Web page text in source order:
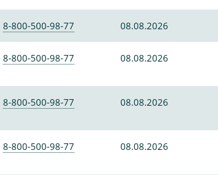
8-800-500-98-77 08.08.2026
8-800-500-98-77 08.08.2026
8-800-500-98-77 08.08.2026
8-800-500-98-77 08.08.2026